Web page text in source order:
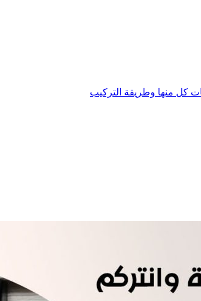
كل منها وطريقة التركيب